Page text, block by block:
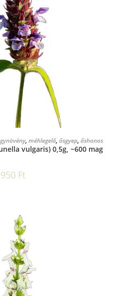
TESZEM
, méhlegelő, ősgyep, őshonos
vulgaris) 0,5g, ~600 mag
950 Ft